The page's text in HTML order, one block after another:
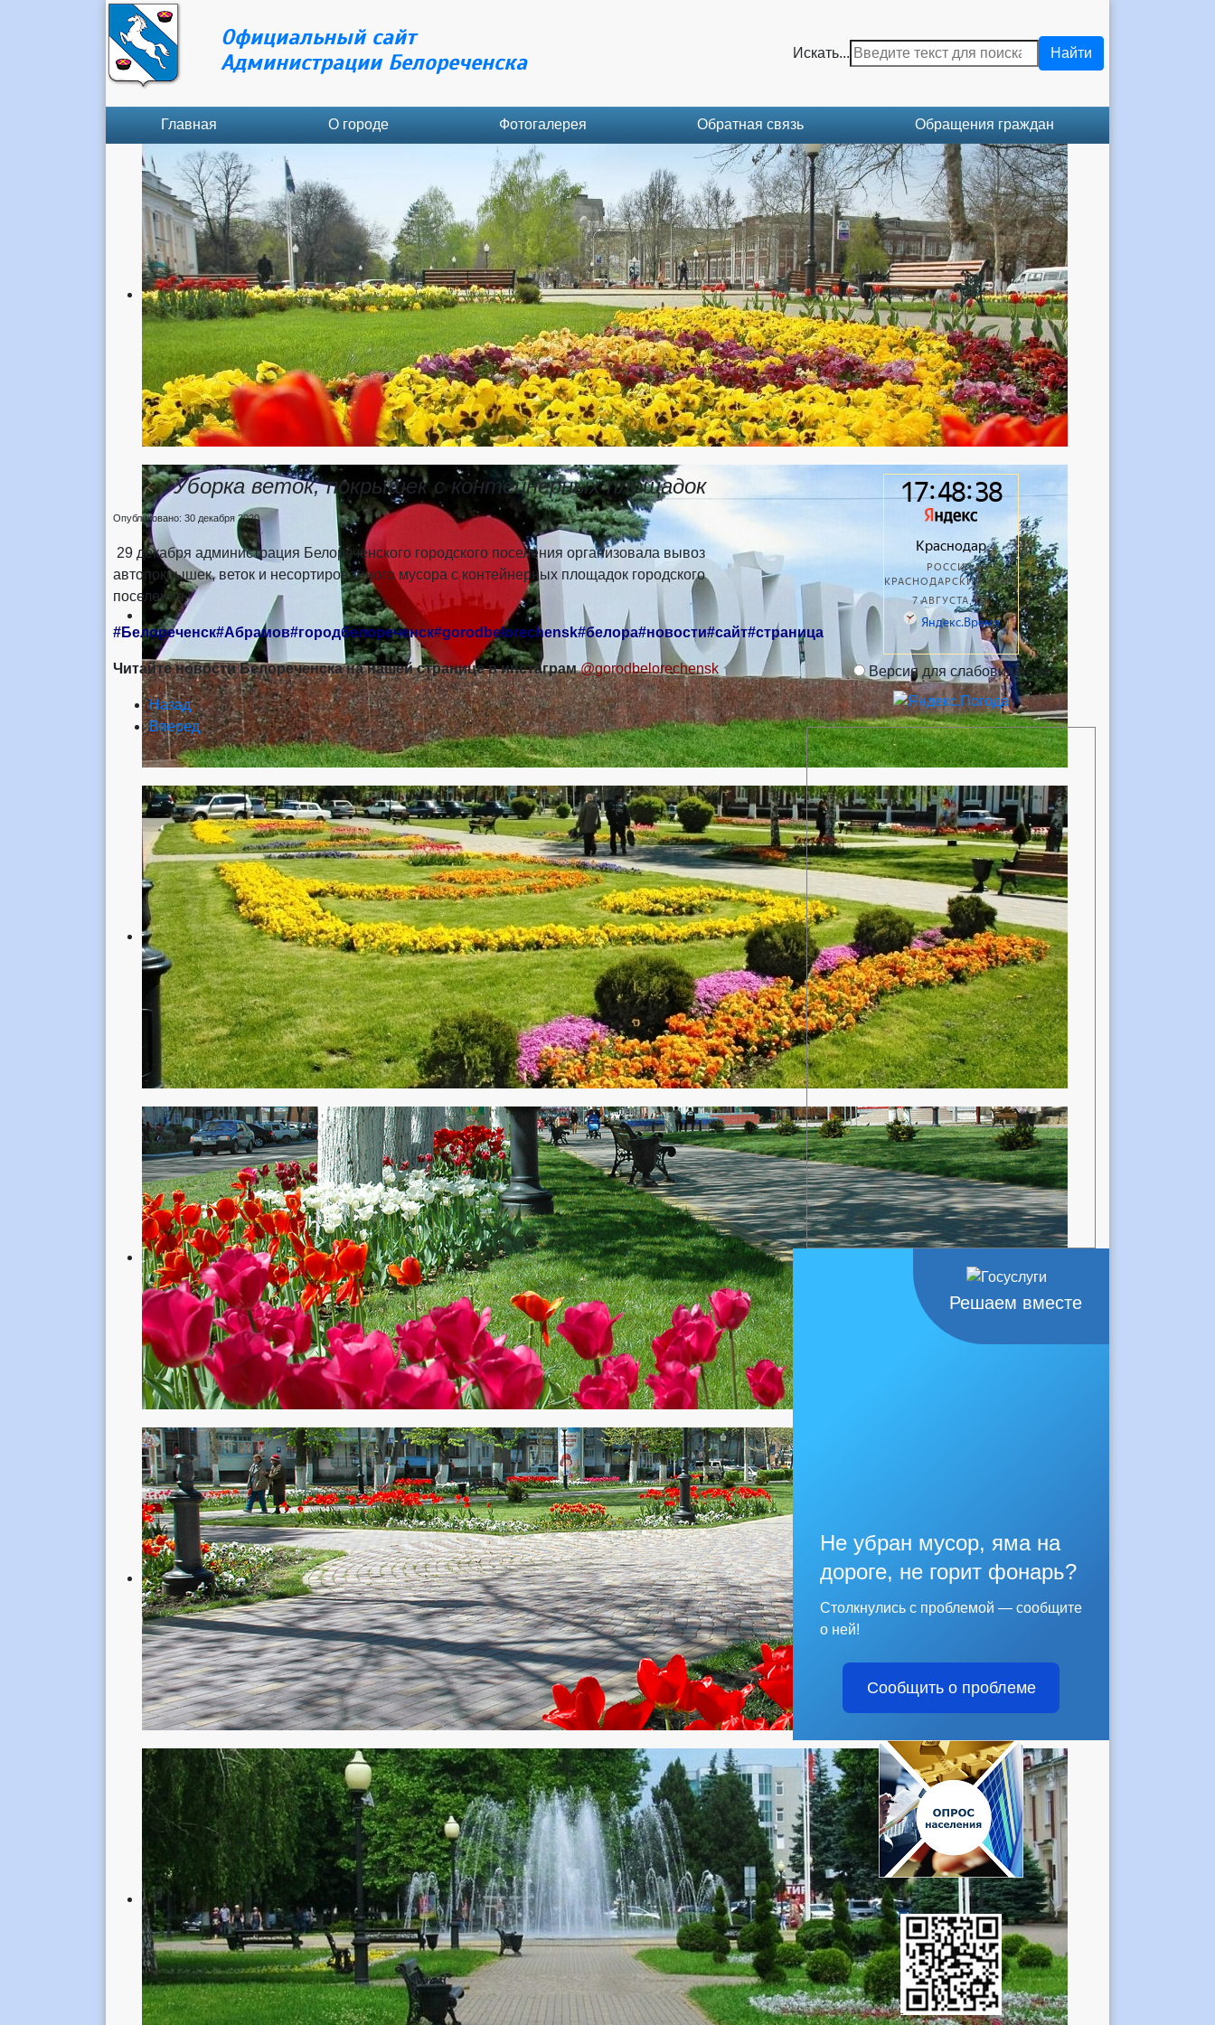
Официальный сайт
Администрации Белореченска
Искать... Найти
Главная О городе Фотогалерея Обратная связь Обращения граждан
Уборка веток, покрышек с контейнерных площадок
Опубликовано: 30 декабря 2020
29 декабря администрация Белореченского городского поселения организовала вывоз
автопокрышек, веток и несортированного мусора с контейнерных площадок городского
поселения.
#Белореченск#Абрамов#городбелореченск#gorodbelorechensk#белора#новости#сайт#страница
Читайте новости Белореченска на нашей странице в инстаграм@gorodbelorechensk
Назад
Вперед
Версия для слабовидящих
Решаем вместе
Не убран мусор, яма на
дороге, не горит фонарь?
Столкнулись с проблемой — сообщите
о ней!
Сообщить о проблеме